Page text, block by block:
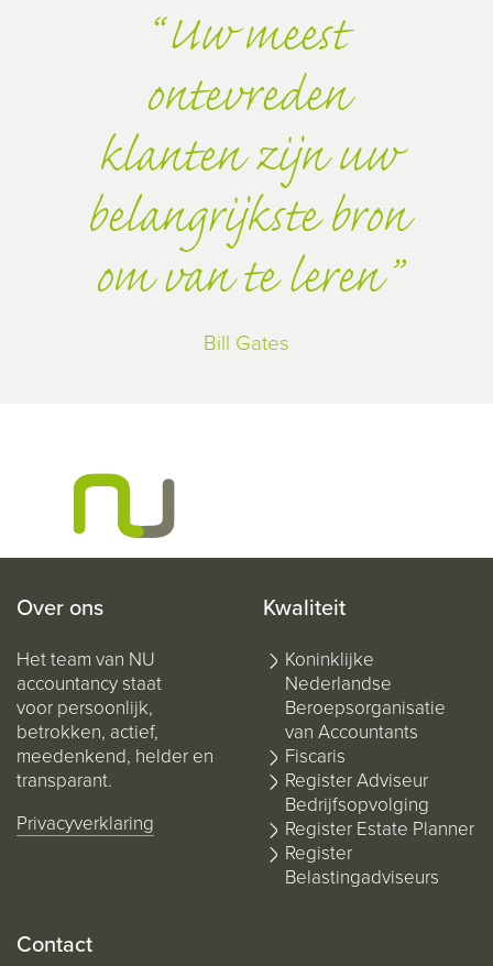
Uw meest
ontevreden
klanten zijn uw
belangrijkste bron
om van te leren
Bill Gates
Over ons
Het team van NU
accountancy staat
voor persoonlijk,
betrokken, actief,
meedenkend, helder en
transparant.
Privacyverklaring
Kwaliteit
Koninklijke
Nederlandse
Beroepsorganisatie
van Accountants
Fiscaris
Register Adviseur
Bedrijfsopvolging
Register Estate Planner
Register
Belastingadviseurs
Contact